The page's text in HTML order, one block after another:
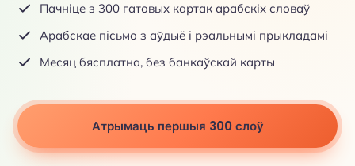
Пачніце з 300 гатовых картак арабскіх словаў
Арабскае пісьмо з аўдыё і рэальнымі прыкладамі
Месяц бясплатна, без банкаўскай карты
Атрымаць першыя 300 слоў